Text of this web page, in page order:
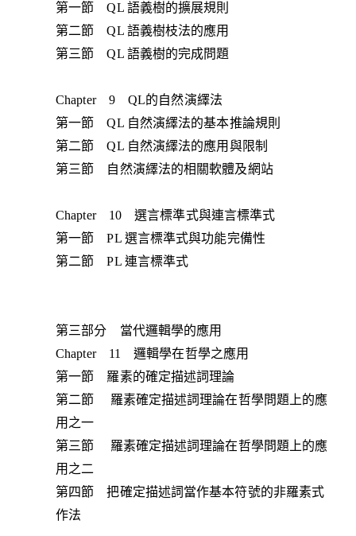
第一節 QL 語義樹的擴展規則
第二節 QL 語義樹枝法的應用
第三節 QL 語義樹的完成問題
Chapter 9 QL的自然演繹法
第一節 QL 自然演繹法的基本推論規則
第二節 QL 自然演繹法的應用與限制
第三節 自然演繹法的相關軟體及網站
Chapter 10 選言標準式與連言標準式
第一節 PL 選言標準式與功能完備性
第二節 PL 連言標準式
第三部分 當代邏輯學的應用
Chapter 11 邏輯學在哲學之應用
第一節 羅素的確定描述詞理論
第二節 羅素確定描述詞理論在哲學問題上的應
用之一
第三節 羅素確定描述詞理論在哲學問題上的應
用之二
第四節 把確定描述詞當作基本符號的非羅素式
作法